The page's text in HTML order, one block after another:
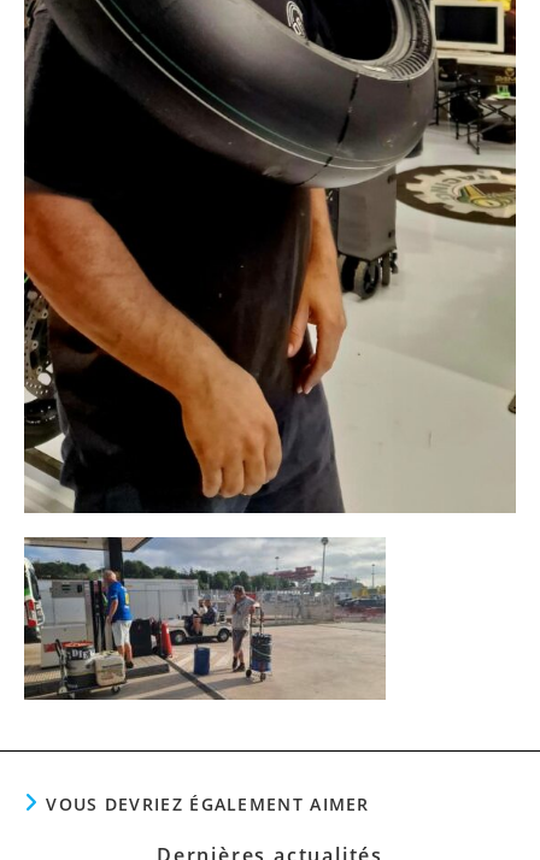
VOUS DEVRIEZ ÉGALEMENT AIMER